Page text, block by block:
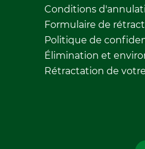
Conditions
Formulaire de
Politique de
Élimination et
Rétractation de
en euros et incluent la TVA,